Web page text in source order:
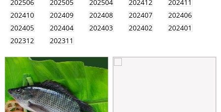
202506
202505 202504 202412
202411
202410
202409 202408 202407
202406
202405
202404 202403 202402
202401
202312
202311